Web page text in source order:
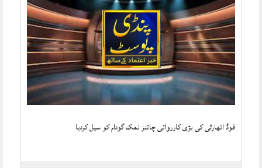
فوڈ اتھارٹی کی بڑی کارروائی چائنز نمک گودام کو سیل کردیا